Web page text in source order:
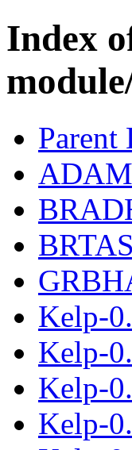
Index
Parent
Kelp-
Kelp-
Kelp-
Kelp-